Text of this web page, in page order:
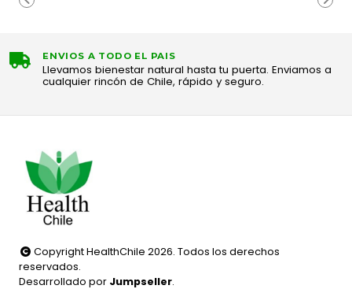
ENVIOS A TODO EL PAIS
Llevamos bienestar natural hasta tu puerta. Enviamos a
cualquier rincón de Chile, rápido y seguro.
Copyright HealthChile 2026. Todos los derechos
reservados.
Desarrollado por Jumpseller.